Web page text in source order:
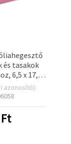
és tasakok
6,5 x 17,5
W
azonosító):
Ft